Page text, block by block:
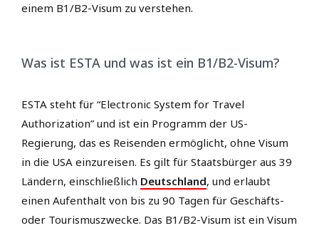
einem B1/B2-Visum zu verstehen.
Was ist ESTA und was ist ein B1/B2-Visum?
ESTA steht für “Electronic System for Travel
Authorization” und ist ein Programm der US-
Regierung, das es Reisenden ermöglicht, ohne Visum
in die USA einzureisen. Es gilt für Staatsbürger aus 39
Ländern, einschließlich Deutschland, und erlaubt
einen Aufenthalt von bis zu 90 Tagen für Geschäfts-
oder Tourismuszwecke. Das B1/B2-Visum ist ein Visum